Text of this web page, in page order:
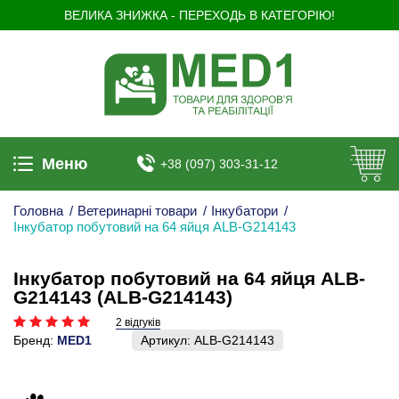
ВЕЛИКА ЗНИЖКА - ПЕРЕХОДЬ В КАТЕГОРІЮ!
Меню +38 (097) 303-31-12
Головна / Ветеринарні товари / Інкубатори /
Інкубатор побутовий на 64 яйця ALB-G214143
Інкубатор побутовий на 64 яйця ALB-
G214143 (ALB-G214143)
2 відгуків
Бренд: MED1 Артикул: ALB-G214143